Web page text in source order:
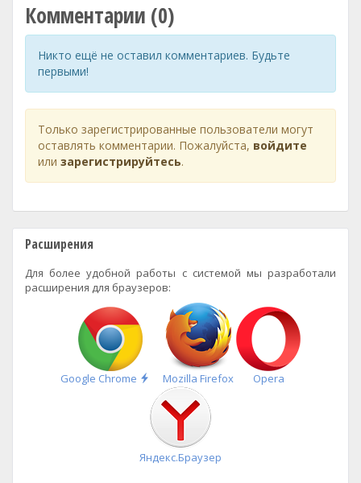
Комментарии (0)
Никто ещё не оставил комментариев. Будьте
первыми!
Только зарегистрированные пользователи могут
оставлять комментарии. Пожалуйста, войдите
или зарегистрируйтесь.
Расширения
Для более удобной работы с системой мы разработали
расширения для браузеров:
Google Chrome
Быстрая
установка
Mozilla Firefox Opera
Яндекс.Браузер